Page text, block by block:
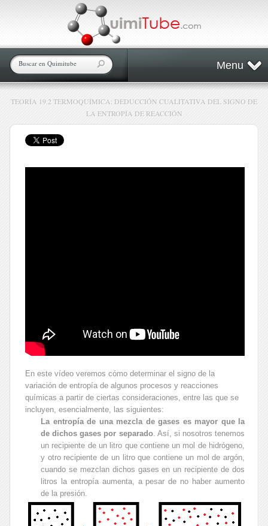
Menu
TEORÍA 19.2 TERMOQUÍMICA: DEDUCCIÓN CUALITATIVA DEL SIGNO DE
LA ENTROPÍA DE REACCIÓN
En este vídeo veremos cómo determinar el signo de la
variación de entropía de algunos procesos y reacciones
químicas a partir de ciertas consideraciones, entre las que se
incluyen, esencialmente, las siguientes:
La entropía de una mezcla de gases es mayor que la
de dichos gases por separado. Así, si nosotros tenemos
un recipiente de un litro que contiene un mol de hidrógeno,
y otro recipiente de un litro que contiene un mol de argón,
cuando se mezclan dichos gases en un recipiente de dos
litros la entropía aumenta, a pesar de no haber aumento
de la presión.